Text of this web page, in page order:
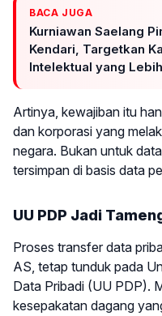
BACA JUGA
Kurniawan Saelang
Kendari, Targetkan
Intelektual yang
Artinya, kewajiban itu
dan korporasi yang
negara. Bukan untuk
tersimpan di basis data
UU PDP Jadi
Proses transfer data
AS, tetap tunduk pada
Data Pribadi (UU PDP).
kesepakatan dagang